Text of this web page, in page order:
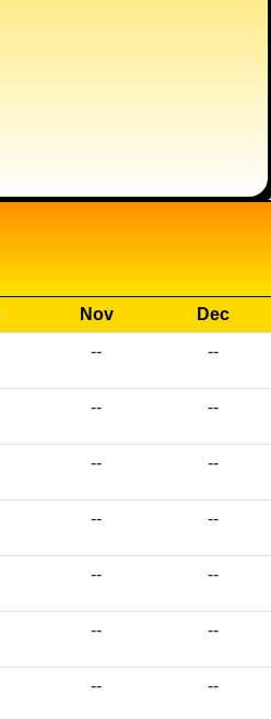
Nov
Dec
-- --
-- --
-- --
-- --
-- --
-- --
-- --